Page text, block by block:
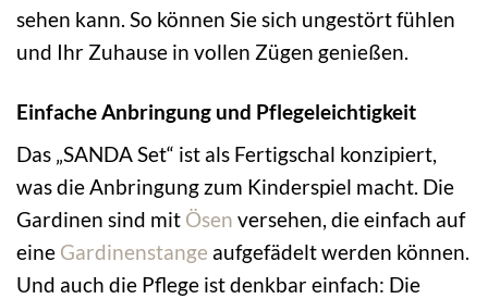
sehen kann. So können Sie sich ungestört fühlen
und Ihr Zuhause in vollen Zügen genießen.
Einfache Anbringung und Pflegeleichtigkeit
Das „SANDA Set“ ist als Fertigschal konzipiert,
was die Anbringung zum Kinderspiel macht. Die
Gardinen sind mit Ösen versehen, die einfach auf
eine Gardinenstange aufgefädelt werden können.
Und auch die Pflege ist denkbar einfach: Die